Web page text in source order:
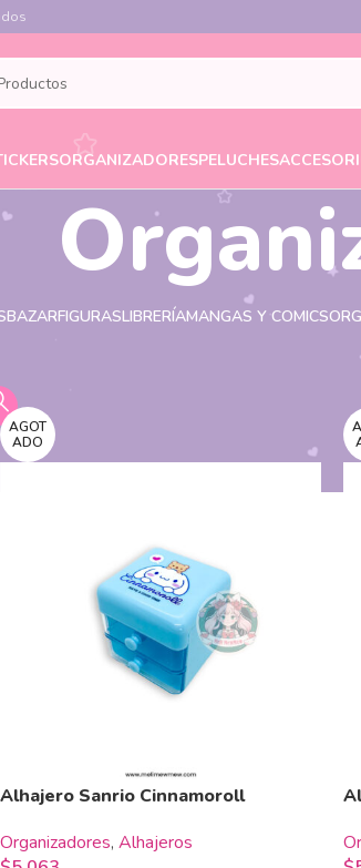
ORGANIZADORESPELUCHES
BAZARFIGURASLIBRERÍAMANGAS Y COMICS
AGOT
ADO
Alhajero Sanrio Cinnamoroll
Organizadores, Alhajeros